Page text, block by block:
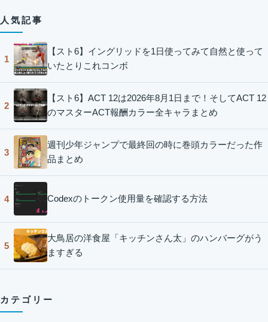
人気記事
1
【スト6】イングリッドを1日使ってみて自然と使って
いたとりこれコンボ
2
【スト6】ACT 12は2026年8月1日まで！そしてACT 12
のマスターACT報酬カラー全キャラまとめ
3
週刊少年ジャンプで最終回の時に巻頭カラーだった作
品まとめ
4 Codexのトークン使用量を確認する方法
5
大鳥居の洋食屋「キッチンさん太」のハンバーグがう
ますぎる
カテゴリー